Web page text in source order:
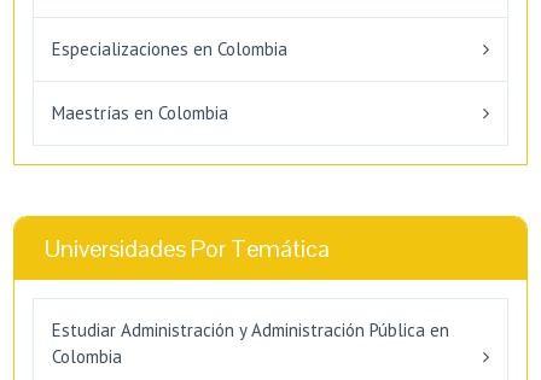
Especializaciones en Colombia
Maestrías en Colombia
Universidades Por Temática
Estudiar Administración y Administración Pública en
Colombia